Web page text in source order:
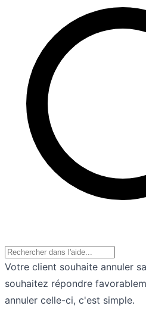
Votre client souhaite annuler
souhaitez répondre
annuler celle-ci, c'est simple.